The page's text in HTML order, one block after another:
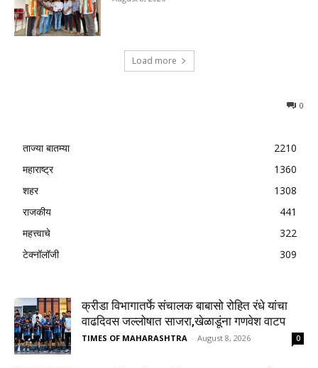
Load more
0
ताज्या बातम्या
2210
महाराष्ट्र
1360
शहर
1308
राजकीय
441
महत्त्वाचे
322
टेक्नॉलॉजी
309
क्रीडा विभागातर्फे संचालक बाबासो रोहित रंधे यांचा
वाढदिवस जल्लोषात साजरा,खेळाडूंना गणवेश वाटप
TIMES OF MAHARASHTRA - August 8, 2026 0